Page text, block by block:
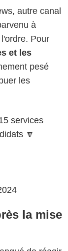
autre canal
à
Pour
et les
pesé
les
services
🔽
la mise